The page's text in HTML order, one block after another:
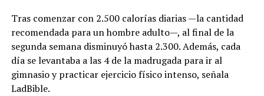
Tras comenzar con 2.500 calorías diarias —la cantidad
recomendada para un hombre adulto—, al final de la
segunda semana disminuyó hasta 2.300. Además, cada
día se levantaba a las 4 de la madrugada para ir al
gimnasio y practicar ejercicio físico intenso, señala
LadBible.